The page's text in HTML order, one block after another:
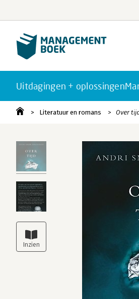
Uitdagingen + oplossingen
Literatuur en romans Over